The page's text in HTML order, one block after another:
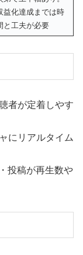
益化達成までは時
と工夫が必要
者が定着しやす
にリアルタイム
投稿が再生数や